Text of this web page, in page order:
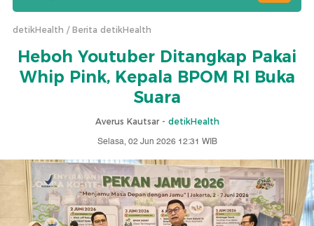
detikHealth Berita detikHealth
Heboh Youtuber Ditangkap Pakai
Whip Pink, Kepala BPOM RI Buka
Suara
Averus Kautsar - detikHealth
Selasa, 02 Jun 2026 12:31 WIB